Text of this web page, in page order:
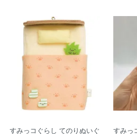
すみっコぐらし てのりぬいぐ
すみっ